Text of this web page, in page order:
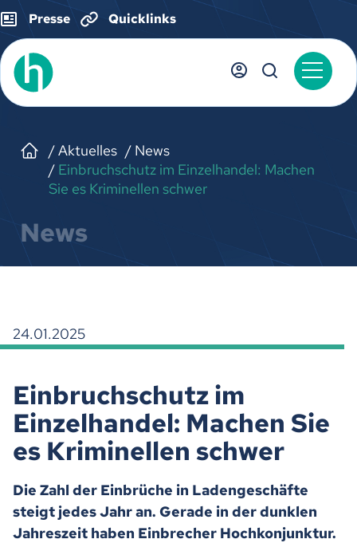
Presse Quicklinks
Aktuelles
News
Einbruchschutz im Einzelhandel: Machen
Sie es Kriminellen schwer
News
24.01.2025
Einbruchschutz im
Einzelhandel: Machen Sie
es Kriminellen schwer
Die Zahl der Einbrüche in Ladengeschäfte
steigt jedes Jahr an. Gerade in der dunklen
Jahreszeit haben Einbrecher Hochkonjunktur.